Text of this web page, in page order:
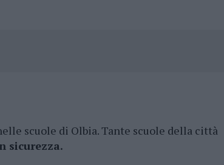
scuole di Olbia. Tante scuole della città
sicurezza.